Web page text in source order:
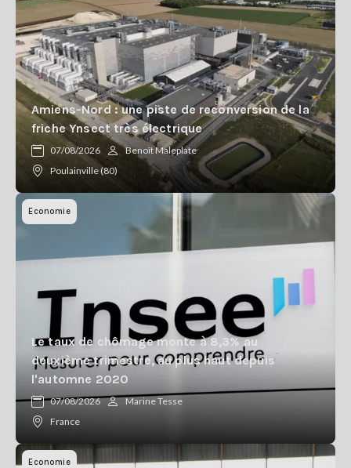
Amiens-Nord : une piste de reconversion de la
friche Ynsect très électrique
07/08/2026
Benoît Maleplate
Poulainville (80)
Economie
Le taux de chômage monte à 8,3% au
deuxième trimestre, au plus haut depuis
l'automne 2020
07/08/2026
Marine Tesse
France
Economie